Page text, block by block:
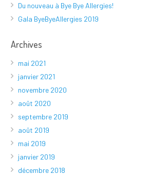
Du nouveau à Bye Bye Allergies!
Gala ByeByeAllergies 2019
Archives
mai 2021
janvier 2021
novembre 2020
août 2020
septembre 2019
août 2019
mai 2019
janvier 2019
décembre 2018